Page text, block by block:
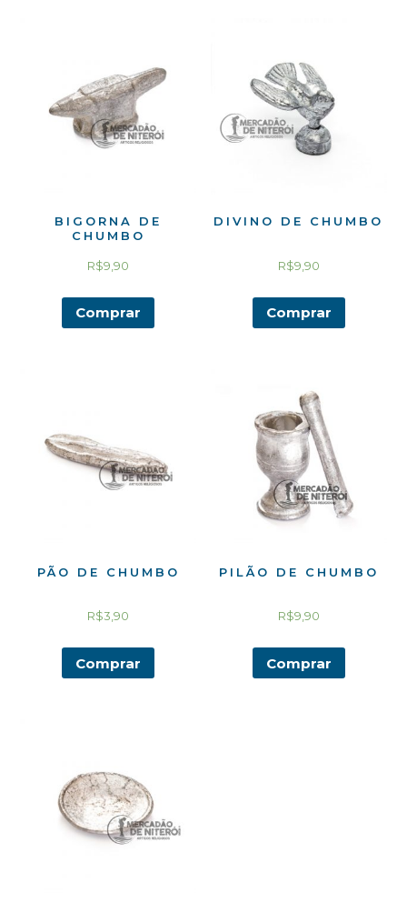
BIGORNA DE
CHUMBO
R$9,90
Comprar
DIVINO DE CHUMBO
R$9,90
Comprar
PÃO DE CHUMBO
R$3,90
Comprar
PILÃO DE CHUMBO
R$9,90
Comprar